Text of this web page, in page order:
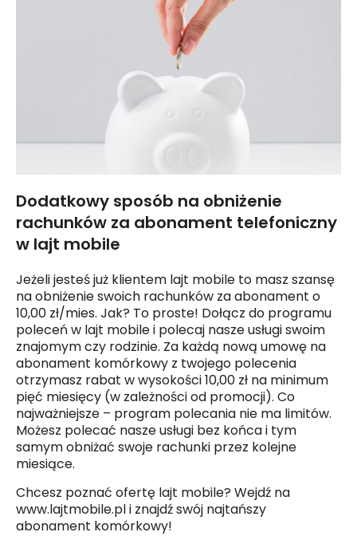
Dodatkowy sposób na obniżenie
rachunków za abonament telefoniczny
w lajt mobile
Jeżeli jesteś już klientem lajt mobile to masz szansę
na obniżenie swoich rachunków za abonament o
10,00 zł/mies. Jak? To proste! Dołącz do programu
poleceń w lajt mobilei polecaj nasze usługi swoim
znajomym czy rodzinie. Za każdą nową umowę na
abonament komórkowy z twojego polecenia
otrzymasz rabat w wysokości 10,00 zł na minimum
pięć miesięcy (w zależności od promocji). Co
najważniejsze – program polecania nie ma limitów.
Możesz polecać nasze usługi bez końca i tym
samym obniżać swoje rachunki przez kolejne
miesiące.
Chcesz poznać ofertę lajt mobile? Wejdź na
www.lajtmobile.pli znajdź swój najtańszy
abonament komórkowy!